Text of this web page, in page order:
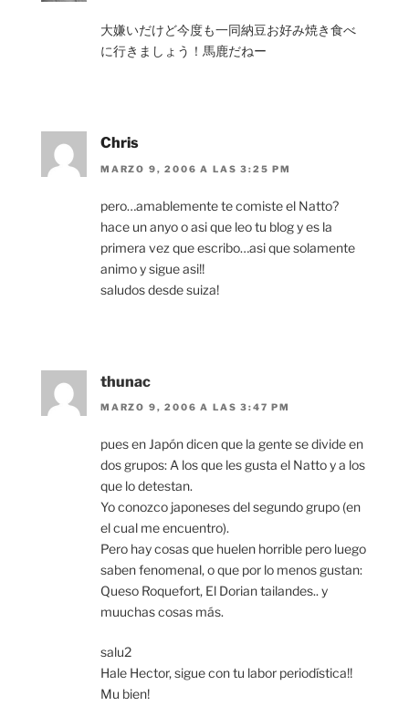
大嫌いだけど今度も一同納豆お好み焼き食べ
に行きましょう！馬鹿だねー
Chris
MARZO 9, 2006 A LAS 3:25 PM
pero…amablemente te comiste el Natto?
hace un anyo o asi que leo tu blog y es la
primera vez que escribo…asi que solamente
animo y sigue asi!!
saludos desde suiza!
thunac
MARZO 9, 2006 A LAS 3:47 PM
pues en Japón dicen que la gente se divide en
dos grupos: A los que les gusta el Natto y a los
que lo detestan.
Yo conozco japoneses del segundo grupo (en
el cual me encuentro).
Pero hay cosas que huelen horrible pero luego
saben fenomenal, o que por lo menos gustan:
Queso Roquefort, El Dorian tailandes.. y
muuchas cosas más.
salu2
Hale Hector, sigue con tu labor periodística!!
Mu bien!